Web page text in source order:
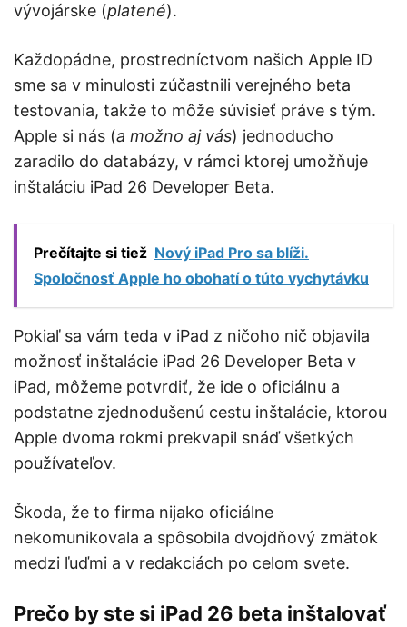
vývojárske (platené).
Každopádne, prostredníctvom našich Apple ID
sme sa v minulosti zúčastnili verejného beta
testovania, takže to môže súvisieť práve s tým.
Apple si nás (a možno aj vás) jednoducho
zaradilo do databázy, v rámci ktorej umožňuje
inštaláciu iPad 26 Developer Beta.
Prečítajte si tiež Nový iPad Pro sa blíži.
Spoločnosť Apple ho obohatí o túto vychytávku
Pokiaľ sa vám teda v iPad z ničoho nič objavila
možnosť inštalácie iPad 26 Developer Beta v
iPad, môžeme potvrdiť, že ide o oficiálnu a
podstatne zjednodušenú cestu inštalácie, ktorou
Apple dvoma rokmi prekvapil snáď všetkých
používateľov.
Škoda, že to firma nijako oficiálne
nekomunikovala a spôsobila dvojdňový zmätok
medzi ľuďmi a v redakciách po celom svete.
Prečo by ste si iPad 26 beta inštalovať